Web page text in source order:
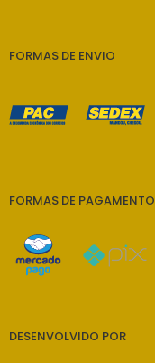
FORMAS DE ENVIO
FORMAS DE PAGAMENTO
DESENVOLVIDO POR